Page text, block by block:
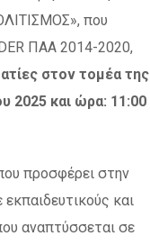
που
ΠΑΑ 2014-2020,
στον τομέα της
2025 και ώρα: 11:00
προσφέρει στην
και
αναπτύσσεται σε